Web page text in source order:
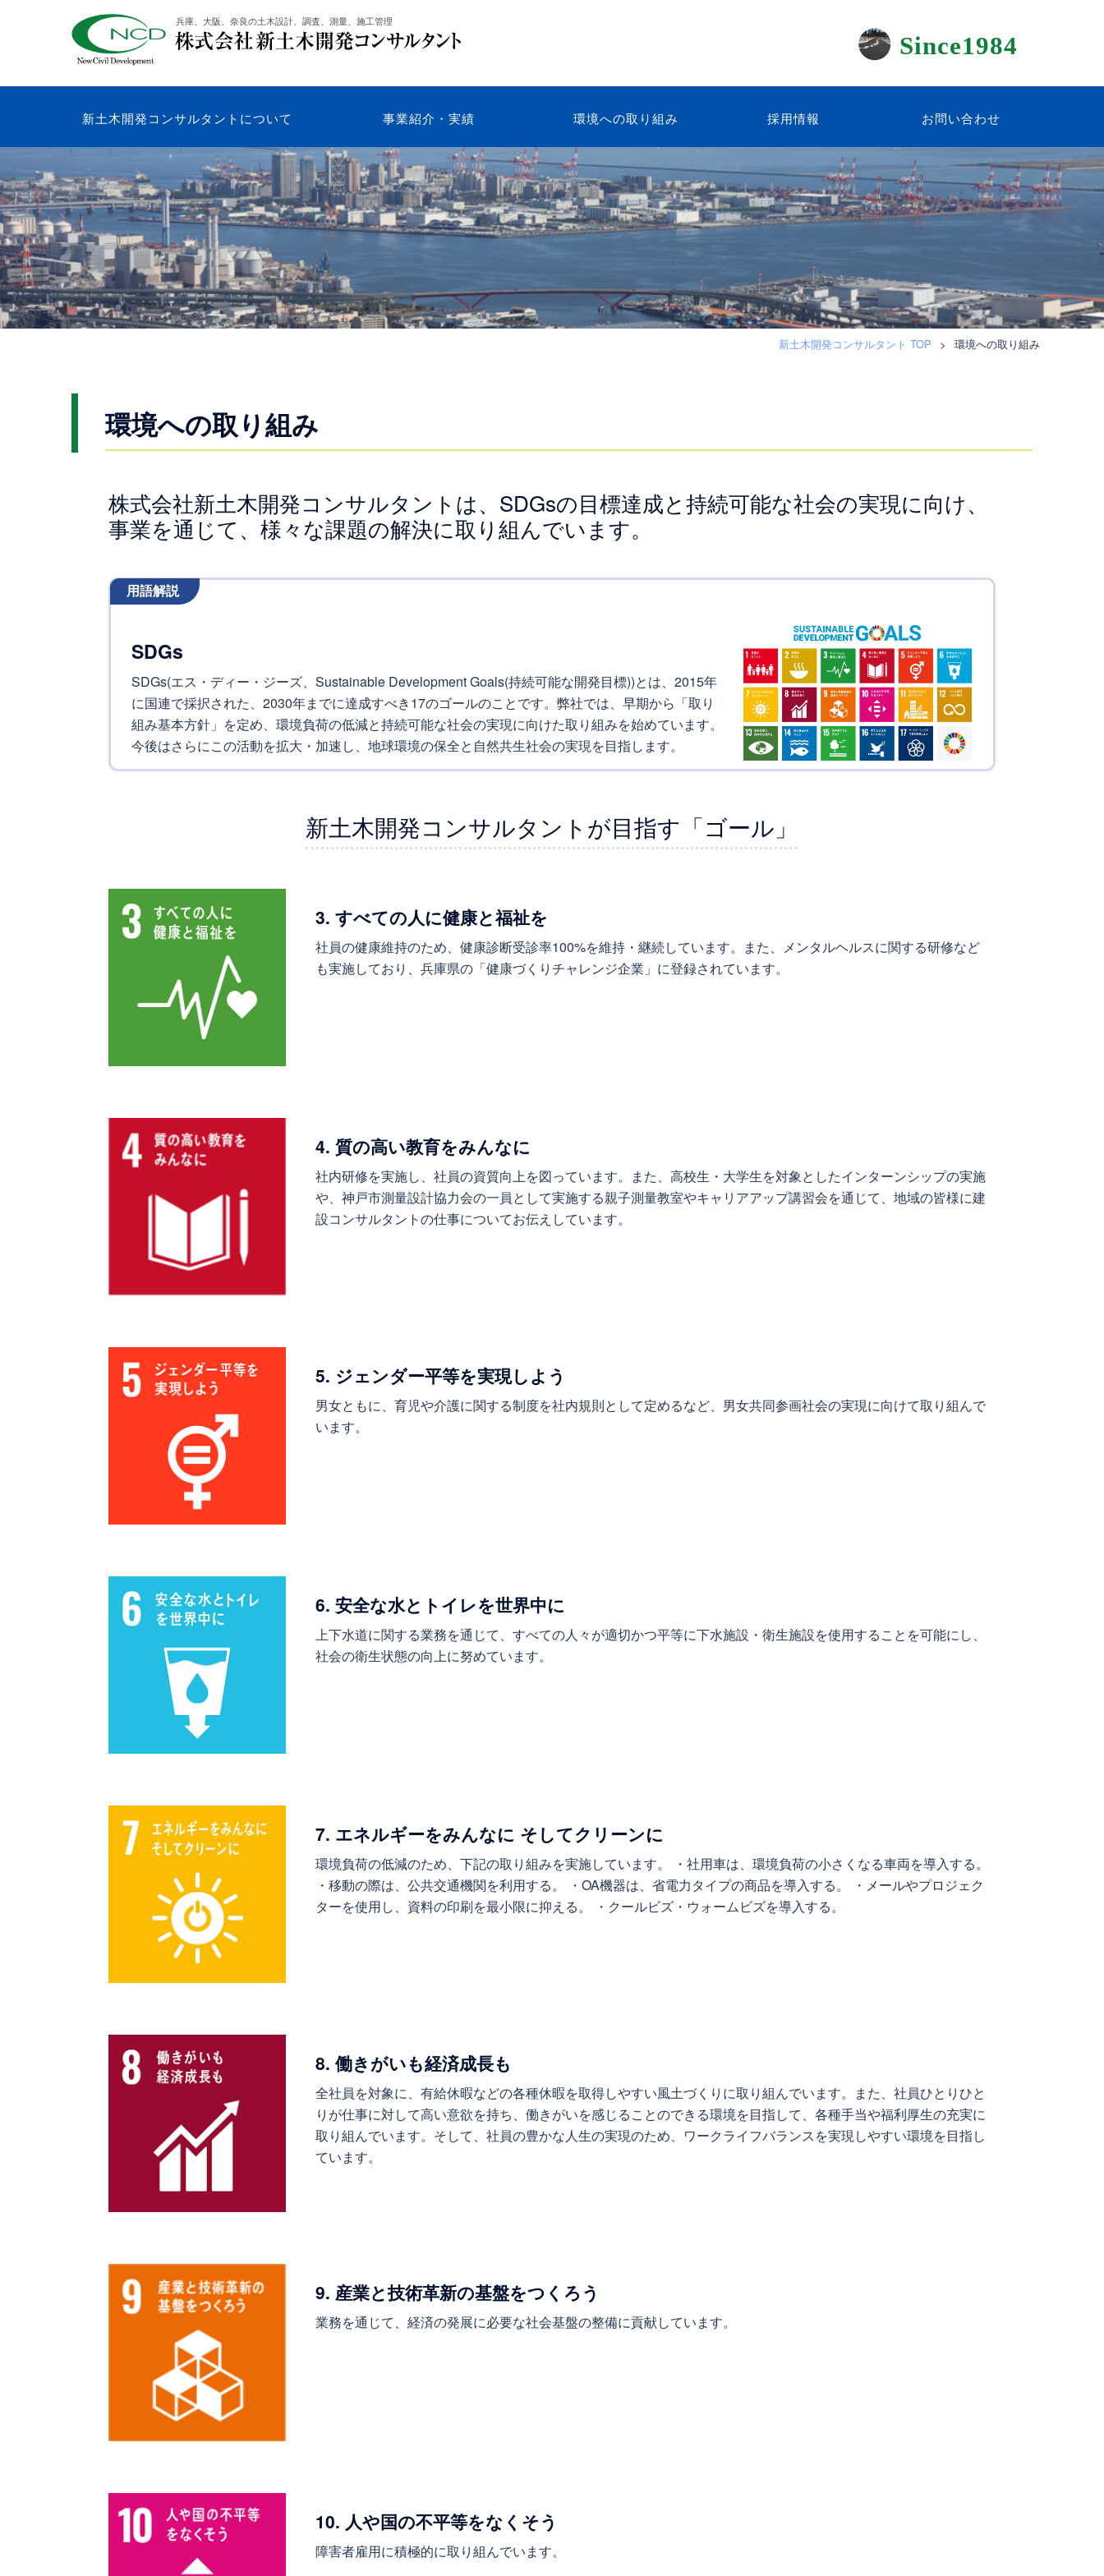
ッ
プ
兵庫、大阪、奈良の土木設計、調査、測量、施工管理
Since1984
新土木開発コンサルタントについて 事業紹介・実績 環境への取り組み 採用情報 お問い合わせ
新土木開発コンサルタント TOP > 環境への取り組み
環境への取り組み
株式会社新土木開発コンサルタントは、SDGsの目標達成と持続可能な社会の実現に向け、
事業を通じて、様々な課題の解決に取り組んでいます。
用語解説
SDGs
SDGs(エス・ディー・ジーズ、Sustainable Development Goals(持続可能な開発目標))とは、2015年
に国連で採択された、2030年までに達成すべき17のゴールのことです。弊社では、早期から「取り
組み基本方針」を定め、環境負荷の低減と持続可能な社会の実現に向けた取り組みを始めています。
今後はさらにこの活動を拡大・加速し、地球環境の保全と自然共生社会の実現を目指します。
新土木開発コンサルタントが目指す「ゴール」
3. すべての人に健康と福祉を
社員の健康維持のため、健康診断受診率100%を維持・継続しています。また、メンタルヘルスに関する研修など
も実施しており、兵庫県の「健康づくりチャレンジ企業」に登録されています。
4. 質の高い教育をみんなに
社内研修を実施し、社員の資質向上を図っています。また、高校生・大学生を対象としたインターンシップの実施
や、神戸市測量設計協力会の一員として実施する親子測量教室やキャリアアップ講習会を通じて、地域の皆様に建
設コンサルタントの仕事についてお伝えしています。
5. ジェンダー平等を実現しよう
男女ともに、育児や介護に関する制度を社内規則として定めるなど、男女共同参画社会の実現に向けて取り組んで
います。
6. 安全な水とトイレを世界中に
上下水道に関する業務を通じて、すべての人々が適切かつ平等に下水施設・衛生施設を使用することを可能にし、
社会の衛生状態の向上に努めています。
7. エネルギーをみんなに そしてクリーンに
環境負荷の低減のため、下記の取り組みを実施しています。 ・社用車は、環境負荷の小さくなる車両を導入する。
・移動の際は、公共交通機関を利用する。 ・OA機器は、省電力タイプの商品を導入する。 ・メールやプロジェク
ターを使用し、資料の印刷を最小限に抑える。 ・クールビズ・ウォームビズを導入する。
8. 働きがいも経済成長も
全社員を対象に、有給休暇などの各種休暇を取得しやすい風土づくりに取り組んでいます。また、社員ひとりひと
りが仕事に対して高い意欲を持ち、働きがいを感じることのできる環境を目指して、各種手当や福利厚生の充実に
取り組んでいます。そして、社員の豊かな人生の実現のため、ワークライフバランスを実現しやすい環境を目指し
ています。
9. 産業と技術革新の基盤をつくろう
業務を通じて、経済の発展に必要な社会基盤の整備に貢献しています。
10. 人や国の不平等をなくそう
障害者雇用に積極的に取り組んでいます。